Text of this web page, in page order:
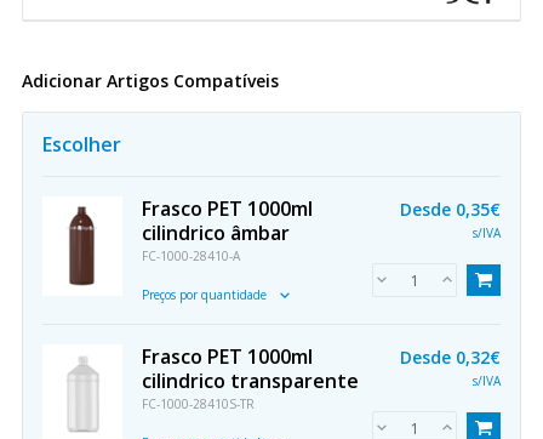
Adicionar Artigos Compatíveis
Escolher
Frasco PET 1000ml
cilindrico âmbar
FC-1000-28410-A
Preços por quantidade
Desde 0,35€
s/IVA
Frasco PET 1000ml
cilindrico transparente
FC-1000-28410S-TR
Desde 0,32€
s/IVA